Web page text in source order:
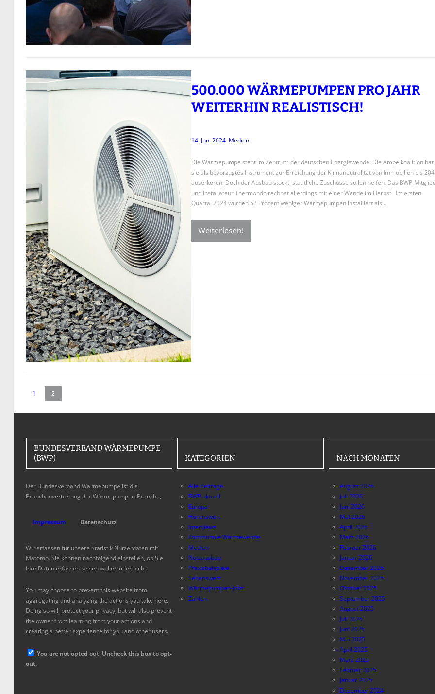
500.000 WÄRMEPUMPEN PRO JAHR
WEITERHIN REALISTISCH!
14. Juni 2024–Medien
Die Wärmepumpe steht im Zentrum der deutschen Energiewende. Die Ampelkoalition hat
sie als bevorzugtes Instrument zur Erreichung der Klimaneutralität von Immobilien bis
auserkoren. Doch der Ausbau stockt, staatliche Zuschüsse sollen helfen. Das BWP-
und Installateur Thermondo rechnet allerdings mit einer Wende im Herbst. Im ersten
Quartal 2024 wurden 52 Prozent weniger Wärmepumpen installiert als…
Weiterlesen!
1 2
BUNDESVERBAND WÄRMEPUMPE
(BWP)
Der Bundesverband Wärmepumpe ist die
Branchenvertretung der Wärmepumpen-Branche,
Impressum Datenschutz
Wir erfassen für unsere Statistik Nutzerdaten mit
Matomo. Sie können nachfolgend einstellen, ob Sie
Ihre Daten erfassen lassen wollen oder nicht:
You may choose to prevent this website from
aggregating and analyzing the actions you take here.
Doing so will protect your privacy, but will also prevent
the owner from learning from your actions and
creating a better experience for you and other users.
You are not opted out. Uncheck this box to opt-
out.
KATEGORIEN
Alle Beiträge
BWP aktuell
Europa
Hörenswert
Interviews
Kommunale Wärmewende
Medien
Netzausbau
Praxisbeispiele
Sehenswert
Wärmepumpen-Jobs
Zahlen
NACH MONATEN
August 2026
Juli 2026
Juni 2026
Mai 2026
April 2026
März 2026
Februar 2026
Januar 2026
Dezember 2025
November 2025
Oktober 2025
September 2025
August 2025
Juli 2025
Juni 2025
Mai 2025
April 2025
März 2025
Februar 2025
Januar 2025
Dezember 2024